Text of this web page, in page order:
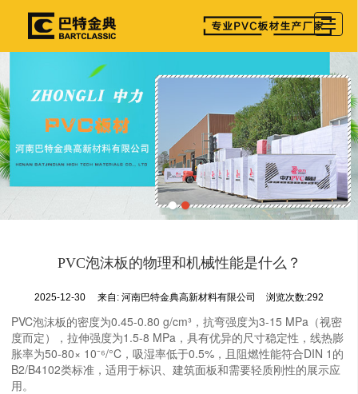
产品展示
公司介绍
图库相册
新闻资讯
参展详情
PVC泡沫板的物理和机械性能是什么？
2025-12-30 来自:河南巴特金典高新材料有限公司 浏览次数:292
PVC泡沫板的密度为0.45-0.80 g/cm³，抗弯强度为3-15 MPa（视密
度而定），拉伸强度为1.5-8 MPa，具有优异的尺寸稳定性，线热膨
胀率为50-80× 10⁻⁶/°C，吸湿率低于0.5%，且阻燃性能符合DIN 1的
B2/B4102类标准，适用于标识、建筑面板和需要轻质刚性的展示应
用。